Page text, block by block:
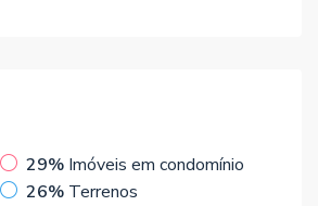
29% Imóveis em condomínio
26% Terrenos